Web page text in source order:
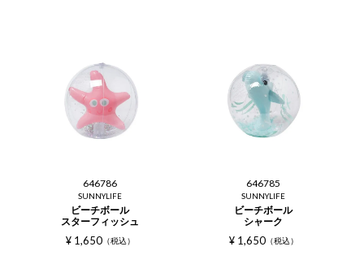
646786
SUNNYLIFE
ビーチボール
スターフィッシュ
¥ 1,650 税込
646785
SUNNYLIFE
ビーチボール
シャーク
¥ 1,650 税込